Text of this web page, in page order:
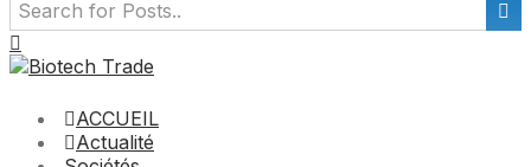
ACCUEIL
Actualité